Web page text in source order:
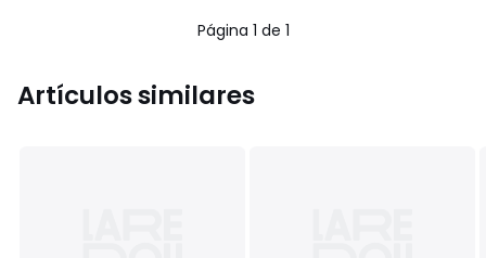
Página 1 de 1
Artículos similares